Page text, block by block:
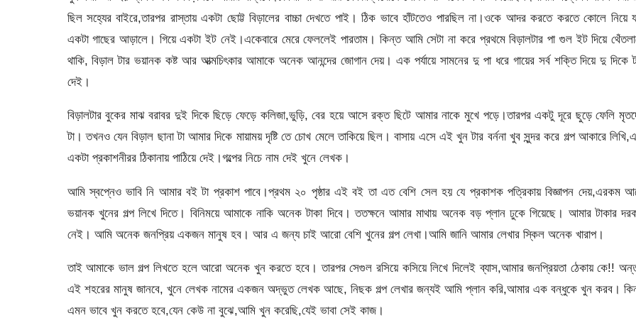
ছিল সহ্যের বাইরে,তারপর রাস্তায় একটা ছোট্ট বিড়ালের বাচ্চা দেখতে পাই। ঠিক ভাবে হাঁটতেও পারছিল না।ওকে আদর করতে করতে কোলে নিয়ে
একটা গাছের আড়ালে। গিয়ে একটা ইট নেই।একেবারে মেরে ফেললেই পারতাম। কিন্ত আমি সেটা না করে প্রথমে বিড়ালটার পা গুল ইট দিয়ে
থাকি, বিড়াল টার ভয়ানক কষ্ট আর আত্মচিৎকার আমাকে অনেক আনন্দের জোগান দেয়। এক পর্যায়ে সামনের দু পা ধরে গায়ের সর্ব শক্তি দিয়ে দু দিকে
দেই।
বিড়ালটার বুকের মাঝ বরাবর দুই দিকে ছিড়ে ফেড়ে কলিজা,ভুড়ি, বের হয়ে আসে রক্ত ছিটে আমার নাকে মুখে পড়ে।তারপর একটু দূরে ছুড়ে ফেলি
টা। তখনও যেন বিড়াল ছানা টা আমার দিকে মায়াময় দৃষ্টি তে চোখ মেলে তাকিয়ে ছিল। বাসায় এসে এই খুন টার বর্ননা খুব সুন্দর করে গল্প আকারে
একটা প্রকাশনীরর ঠিকানায় পাঠিয়ে দেই।গল্পের নিচে নাম দেই খুনে লেখক।
আমি স্বপ্নেও ভাবি নি আমার বই টা প্রকাশ পাবে।প্রথম ২০ পৃষ্ঠার এই বই তা এত বেশি সেল হয় যে প্রকাশক পত্রিকায় বিজ্ঞাপন দেয়,এরকম
ভয়ানক খুনের গল্প লিখে দিতে। বিনিময়ে আমাকে নাকি অনেক টাকা দিবে। ততক্ষনে আমার মাথায় অনেক বড় প্লান ঢুকে গিয়েছে। আমার টাকার
নেই। আমি অনেক জনপ্রিয় একজন মানুষ হব। আর এ জন্য চাই আরো বেশি খুনের গল্প লেখা।আমি জানি আমার লেখার স্কিল অনেক খারাপ।
তাই আমাকে ভাল গল্প লিখতে হলে আরো অনেক খুন করতে হবে। তারপর সেগুল রসিয়ে কসিয়ে লিখে দিলেই ব্যাস,আমার জনপ্রিয়তা ঠেকায় কে!!
এই শহরের মানুষ জানবে, খুনে লেখক নামের একজন অদ্ভুত লেখক আছে, নিছক গল্প লেখার জন্যই আমি প্লান করি,আমার এক বন্ধুকে খুন করব।
এমন ভাবে খুন করতে হবে,যেন কেউ না বুঝে,আমি খুন করেছি,যেই ভাবা সেই কাজ।